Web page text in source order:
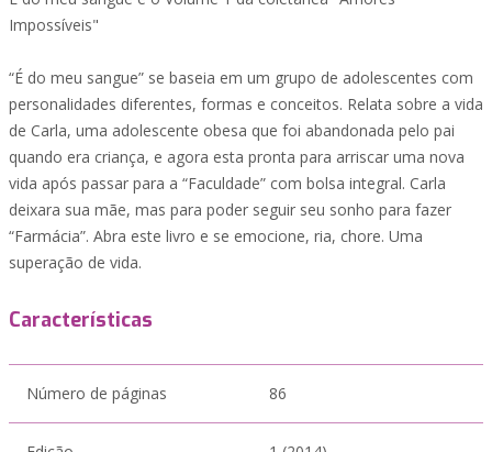
Impossíveis"
“É do meu sangue” se baseia em um grupo de adolescentes com
personalidades diferentes, formas e conceitos. Relata sobre a vida
de Carla, uma adolescente obesa que foi abandonada pelo pai
quando era criança, e agora esta pronta para arriscar uma nova
vida após passar para a “Faculdade” com bolsa integral. Carla
deixara sua mãe, mas para poder seguir seu sonho para fazer
“Farmácia”. Abra este livro e se emocione, ria, chore. Uma
superação de vida.
Características
Número de páginas 86